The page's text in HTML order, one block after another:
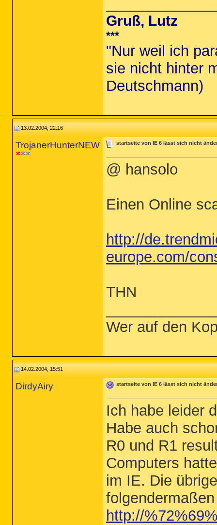
Gruß, Lutz
***
"Nur weil ich
sie nicht hinter
Deutschmann)
13.02.2004, 22:16
TrojanerHunterNEW startseite von IE 6 lässt sich nicht
@ hansolo
Einen Online
http://
europe.com/
THN
Wer auf den
14.02.2004, 15:51
DirdyAiry startseite von IE 6 lässt sich nicht
Ich habe leider
Habe auch
R0 und R1
Computers
im IE. Die
http://